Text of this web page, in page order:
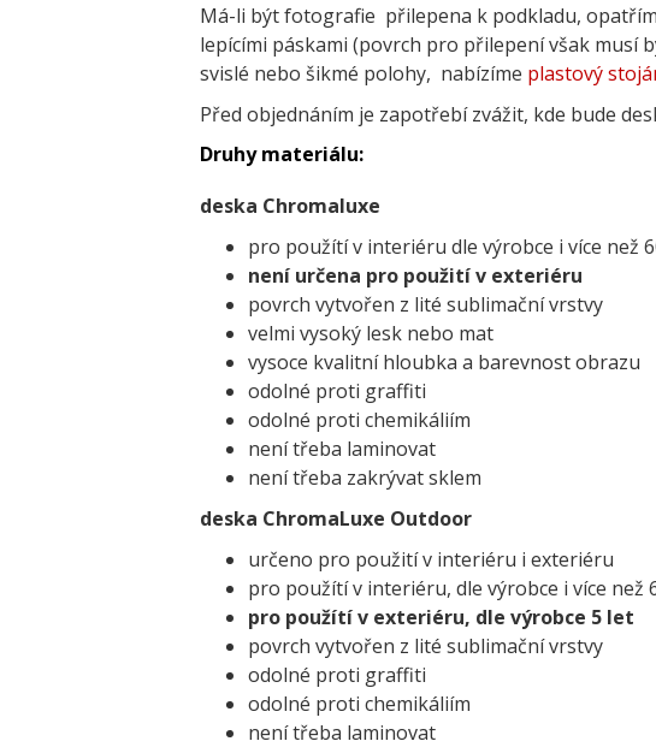
Má-li být fotografie přilepena k podkladu,
lepícími páskami (povrch pro přilepení však musí
svislé nebo šikmé polohy, nabízíme plastový
Před objednáním je zapotřebí zvážit, kde bude
Druhy materiálu:
deska Chromaluxe
pro použítí v interiéru dle výrobce i více než
není určena pro použití v exteriéru
povrch vytvořen z lité sublimační vrstvy
velmi vysoký lesk nebo mat
vysoce kvalitní hloubka a barevnost obrazu
odolné proti graffiti
odolné proti chemikáliím
není třeba laminovat
není třeba zakrývat sklem
deska ChromaLuxe Outdoor
určeno pro použití v interiéru i exteriéru
pro použítí v interiéru, dle výrobce i více než
pro použítí v exteriéru, dle výrobce 5 let
povrch vytvořen z lité sublimační vrstvy
odolné proti graffiti
odolné proti chemikáliím
není třeba laminovat